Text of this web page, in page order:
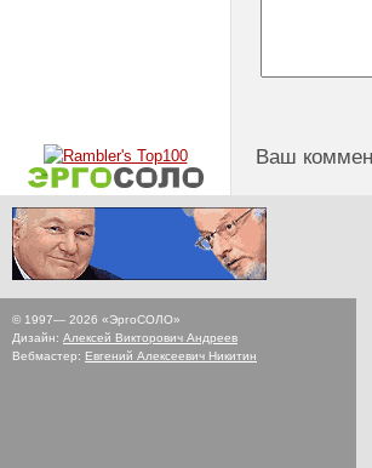
Ваш
© 1997— 2026 «ЭргоСОЛО»
Дизайн: Алексей Викторович Андреев
Вебмастер: Евгений Алексеевич Никитин